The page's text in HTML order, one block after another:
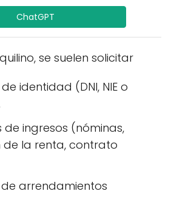
ChatGPT
se suelen solicitar
identidad (DNI, NIE o
de ingresos (nóminas,
la renta, contrato
de arrendamientos